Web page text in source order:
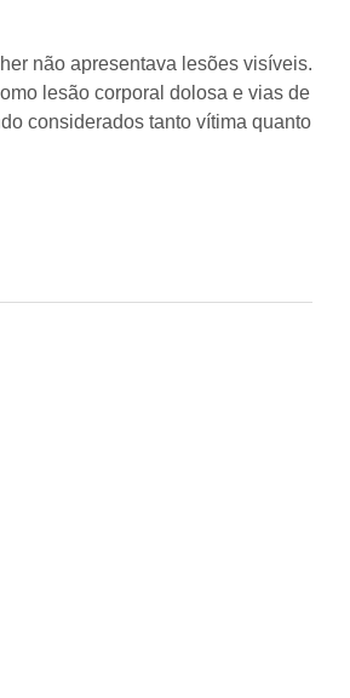
não apresentava lesões visíveis.
lesão corporal dolosa e vias de
considerados tanto vítima quanto